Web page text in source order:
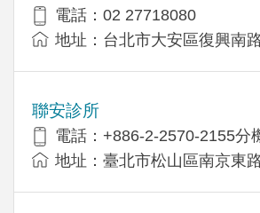
電話：02 27718080
地址：台北市大安區復興南
聯安診所
電話：+886-2-2570-2155分
地址：臺北市松山區南京東